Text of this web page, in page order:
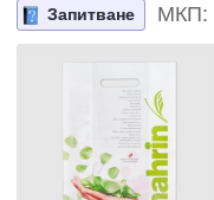
Запитване МКП: